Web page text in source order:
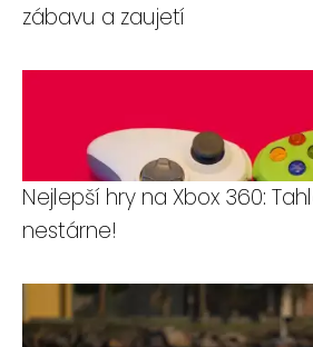
zábavu a zaujetí
Nejlepší hry na Xbox 360:
nestárne!